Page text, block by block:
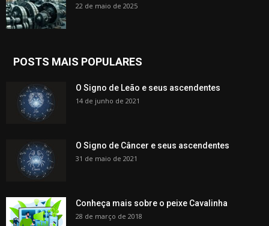
22 de maio de 2025
POSTS MAIS POPULARES
O Signo de Leão e seus ascendentes
14 de junho de 2021
O Signo de Câncer e seus ascendentes
31 de maio de 2021
Conheça mais sobre o peixe Cavalinha
28 de março de 2018